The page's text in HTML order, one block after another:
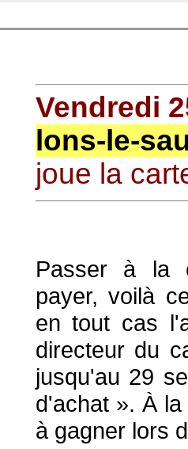
Vendredi
lons-le-
joue la
Passer à la
payer, voilà
en tout cas
directeur du
jusqu'au 29
d'achat ». À
à gagner lors